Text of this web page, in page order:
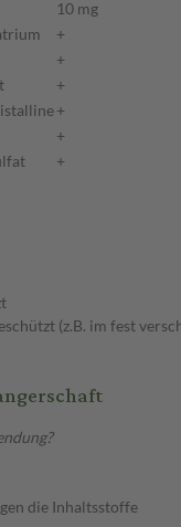
10 mg
+
+
+
+
+
+
(z.B. im fest
die Inhaltsstoffe